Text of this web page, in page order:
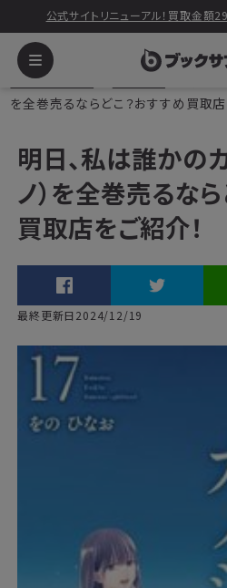
公式サイトリニューアル！買取金額
ブックサプライ
明日
を全巻売るならどこ？おすすめ買取店
明日、私は誰かの
ノ）を全巻売るな
買取店をご紹介！
最終更新日2024/12/19